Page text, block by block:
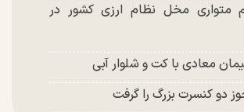
متواری مخل نظام ارزی کشور در
معادی با کت و شلوار آبی
دو کنسرت بزرگ را گرفت